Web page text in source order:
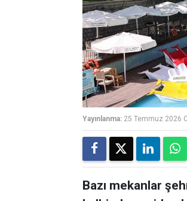
Yayınlanma: 25 Temmuz 2026
Bazı mekanlar